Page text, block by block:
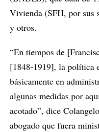
Vivienda (SFH, por sus
y otros.
“En tiempos de
[1848-1919], la política
básicamente en
algunas medidas por
acotado”, dice
abogado que fuera